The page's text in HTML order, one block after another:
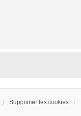
Supprimer les cookies